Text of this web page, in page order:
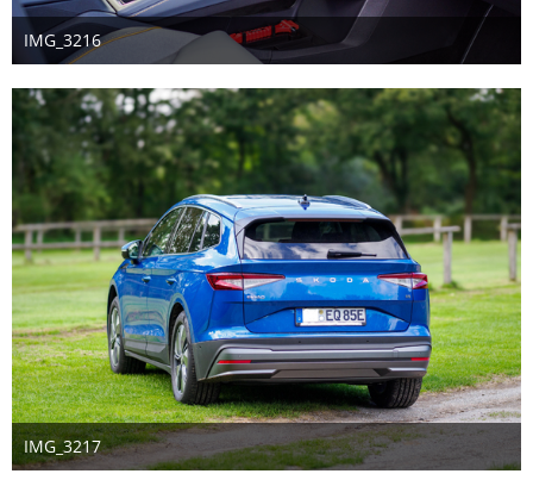
IMG_3216
14. September 2024
IMG_3217
14. September 2024